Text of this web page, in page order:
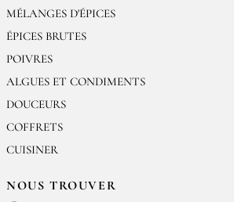
MÉLANGES D'ÉPICES
ÉPICES BRUTES
POIVRES
ALGUES ET CONDIMENTS
DOUCEURS
COFFRETS
CUISINER
NOUS TROUVER